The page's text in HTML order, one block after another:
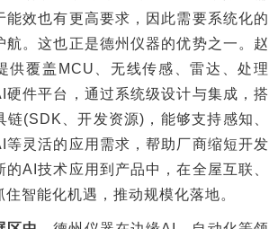
能效也有更高要求，因此需要系统化的
航。这也正是德州仪器的优势之一。赵
供覆盖MCU、无线传感、雷达、处理
硬件平台，通过系统级设计与集成，搭
链(SDK、开发资源)，能够支持感知、
等灵活的应用需求，帮助厂商缩短开发
的AI技术应用到产品中，在全屋互联、
智能化机遇，推动规模化落地。